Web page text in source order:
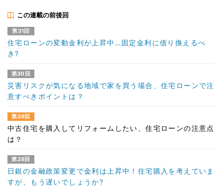
この連載の前後回
第31回
住宅ローンの変動金利が上昇中…固定金利に借り換えるべ
き?
第30回
災害リスクが気になる地域で家を買う場合、住宅ローンで注
意すべきポイントは？
第29回
中古住宅を購入してリフォームしたい、住宅ローンの注意点
は？
第28回
日銀の金融政策変更で金利は上昇中！住宅購入を考えていま
すが、もう遅いでしょうか?